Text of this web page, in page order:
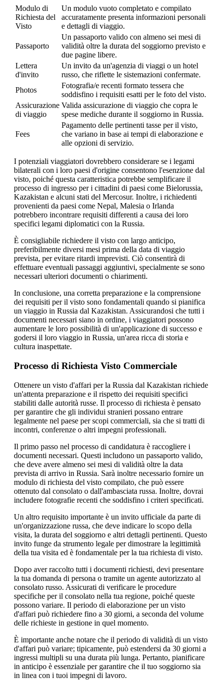
Modulo di
Richiesta del
Visto
Un modulo vuoto completato e compilato
accuratamente presenta informazioni personali
e dettagli di viaggio.
Passaporto
Un passaporto valido con almeno sei mesi di
validità oltre la durata del soggiorno previsto e
due pagine libere.
Lettera
d'invito
Un invito da un'agenzia di viaggi o un hotel
russo, che riflette le sistemazioni confermate.
Photos
Fotografia/e recenti formato tessera che
soddisfino i requisiti esatti per le foto del visto.
Assicurazione
di viaggio
Valida assicurazione di viaggio che copra le
spese mediche durante il soggiorno in Russia.
Fees
Pagamento delle pertinenti tasse per il visto,
che variano in base ai tempi di elaborazione e
alle opzioni di servizio.
I potenziali viaggiatori dovrebbero considerare se i legami
bilaterali con i loro paesi d'origine consentono l'esenzione dal
visto, poiché questa caratteristica potrebbe semplificare il
processo di ingresso per i cittadini di paesi come Bielorussia,
Kazakistan e alcuni stati del Mercosur. Inoltre, i richiedenti
provenienti da paesi come Nepal, Malesia o Irlanda
potrebbero incontrare requisiti differenti a causa dei loro
specifici legami diplomatici con la Russia.
È consigliabile richiedere il visto con largo anticipo,
preferibilmente diversi mesi prima della data di viaggio
prevista, per evitare ritardi imprevisti. Ciò consentirà di
effettuare eventuali passaggi aggiuntivi, specialmente se sono
necessari ulteriori documenti o chiarimenti.
In conclusione, una corretta preparazione e la comprensione
dei requisiti per il visto sono fondamentali quando si pianifica
un viaggio in Russia dal Kazakistan. Assicurandosi che tutti i
documenti necessari siano in ordine, i viaggiatori possono
aumentare le loro possibilità di un'applicazione di successo e
godersi il loro viaggio in Russia, un'area ricca di storia e
cultura inaspettate.
Processo di Richiesta Visto Commerciale
Ottenere un visto d'affari per la Russia dal Kazakistan richiede
un'attenta preparazione e il rispetto dei requisiti specifici
stabiliti dalle autorità russe. Il processo di richiesta è pensato
per garantire che gli individui stranieri possano entrare
legalmente nel paese per scopi commerciali, sia che si tratti di
incontri, conferenze o altri impegni professionali.
Il primo passo nel processo di candidatura è raccogliere i
documenti necessari. Questi includono un passaporto valido,
che deve avere almeno sei mesi di validità oltre la data
prevista di arrivo in Russia. Sarà inoltre necessario fornire un
modulo di richiesta del visto compilato, che può essere
ottenuto dal consolato o dall'ambasciata russa. Inoltre, dovrai
includere fotografie recenti che soddisfino i criteri specificati.
Un altro requisito importante è un invito ufficiale da parte di
un'organizzazione russa, che deve indicare lo scopo della
visita, la durata del soggiorno e altri dettagli pertinenti. Questo
invito funge da strumento legale per dimostrare la legittimità
della tua visita ed è fondamentale per la tua richiesta di visto.
Dopo aver raccolto tutti i documenti richiesti, devi presentare
la tua domanda di persona o tramite un agente autorizzato al
consolato russo. Assicurati di verificare le procedure
specifiche per il consolato nella tua regione, poiché queste
possono variare. Il periodo di elaborazione per un visto
d'affari può richiedere fino a 30 giorni, a seconda del volume
delle richieste in gestione in quel momento.
È importante anche notare che il periodo di validità di un visto
d'affari può variare; tipicamente, può estendersi da 30 giorni a
ingressi multipli su una durata più lunga. Pertanto, pianificare
in anticipo è essenziale per garantire che il tuo soggiorno sia
in linea con i tuoi impegni di lavoro.